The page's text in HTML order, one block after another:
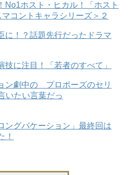
No1ホスト・ヒカル！「ホスト
コントキャラシリーズ＞２
に！？話題先行だったドラマ
技に注目！「若者のすべて」
ン劇中の プロポーズのセリ
いたい言葉だっ
ングバケーション」最終回は
！